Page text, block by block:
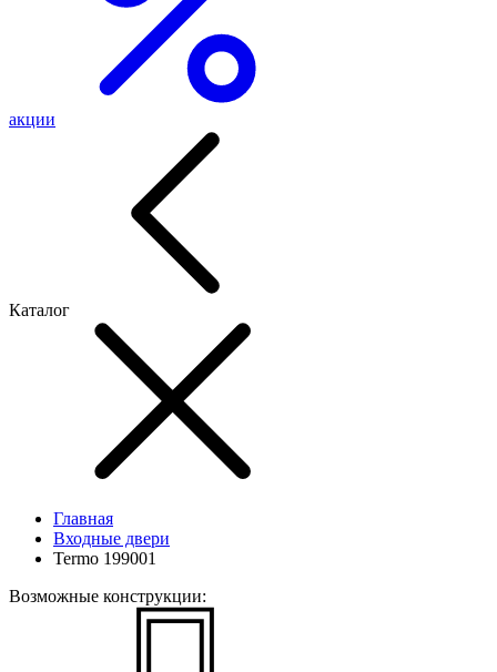
акции
Каталог
Главная
Входные двери
Termo 199001
Возможные конструкции: